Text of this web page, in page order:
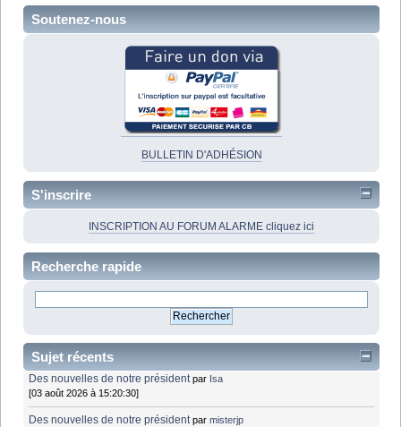
Soutenez-nous
BULLETIN D'ADHÉSION
S'inscrire
INSCRIPTION AU FORUM ALARME cliquez ici
Recherche rapide
Sujet récents
Des nouvelles de notre président par Isa
[03 août 2026 à 15:20:30]
Des nouvelles de notre président parmisterjp